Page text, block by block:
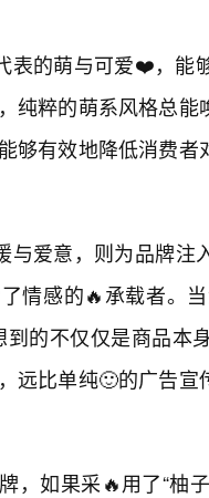
表的萌与可爱❤️，能
纯粹的萌系风格总能
够有效地降低消费
与爱意，则为品牌
情感的🔥承载者。
到的不仅仅是商品本
远比单纯🙂的广告
，如果采🔥用了“柚